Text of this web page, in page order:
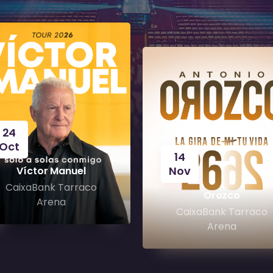
24
Oct
Víctor Manuel
CaixaBank Tarraco
Arena
14
Nov
Orozco
CaixaBank Tarraco
Arena